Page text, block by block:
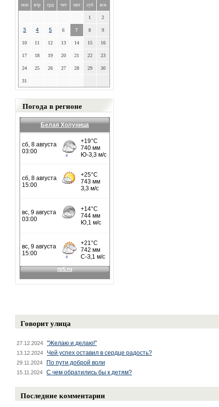
пон втр срд чет пят суб вск
1 2
3 4 5 6 7 8 9
10 11 12 13 14 15 16
17 18 19 20 21 22 23
24 25 26 27 28 29 30
31
Погода в регионе
Белая Холуница
Говорит улица
27.12.2024 "Желаю и делаю!"
13.12.2024 Чей успех оставил в сердце радость?
29.11.2024 По пути доброй воли
15.11.2024 С чем обратились бы к детям?
Последние комментарии